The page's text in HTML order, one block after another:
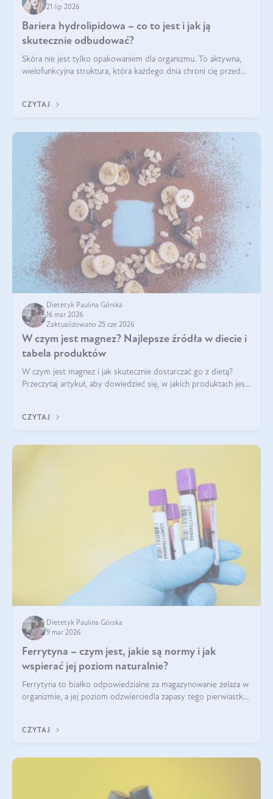
21 lip 2026
Bariera hydrolipidowa – co to jest i jak ją
skutecznie odbudować?
Skóra nie jest tylko opakowaniem dla organizmu. To aktywna,
wielofunkcyjna struktura, która każdego dnia chroni cię przed
bariera hydrolipidowa.
CZYTAJ
Dietetyk Paulina Górska
16 mar 2026
Zaktualizowano 25 cze 2026
W czym jest magnez? Najlepsze źródła w diecie i
tabela produktów
W czym jest magnez i jak skutecznie dostarczać go z dietą?
Przeczytaj artykuł, aby dowiedzieć się, w jakich produktach jest
CZYTAJ
Dietetyk Paulina Górska
9 mar 2026
Ferrytyna – czym jest, jakie są normy i jak
wspierać jej poziom naturalnie?
Ferrytyna to białko odpowiedzialne za magazynowanie żelaza w
organizmie, a jej poziom odzwierciedla zapasy tego pierwiastka.
funkcjonowanie (
CZYTAJ